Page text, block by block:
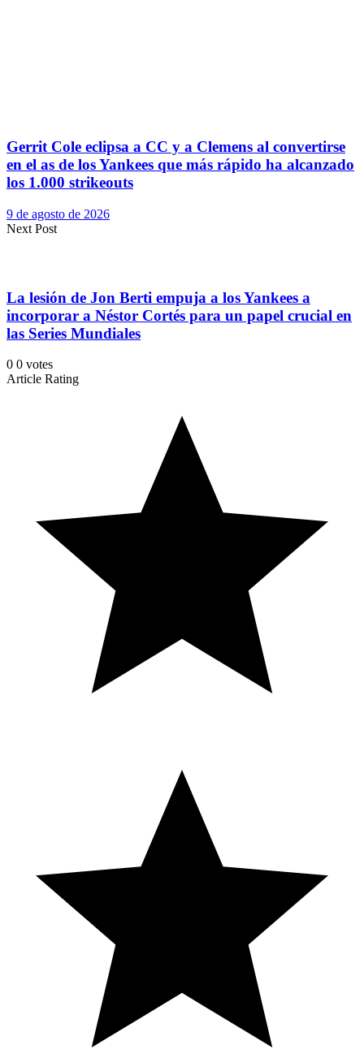
Gerrit Cole eclipsa a CC y a Clemens al convertirse
en el as de los Yankees que más rápido ha alcanzado
los 1.000 strikeouts
9 de agosto de 2026
Next Post
La lesión de Jon Berti empuja a los Yankees a
incorporar a Néstor Cortés para un papel crucial en
las Series Mundiales
0 0 votes
Article Rating